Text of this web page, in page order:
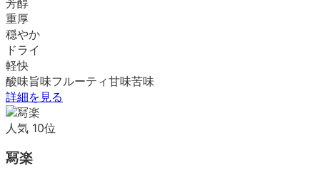
重厚
穏やか
ドライ
軽快
酸味旨味フルーティ甘味苦味
詳細を見る
人気 10位
冩楽